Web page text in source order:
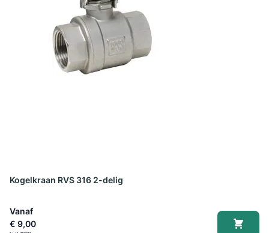
Kogelkraan RVS 316 2-delig
Vanaf
€ 9,00